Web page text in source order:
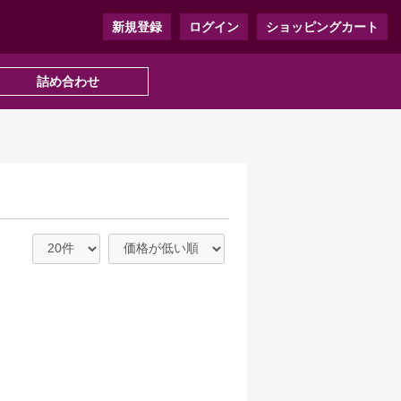
新規登録 ログイン ショッピングカート
詰め合わせ